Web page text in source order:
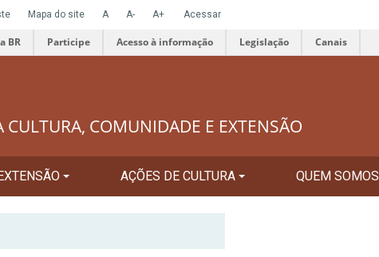
Mapa do site A A- A+ Acessar
BR Participe Acesso à informação Legislação Canais
CULTURA, COMUNIDADE E EXTENSÃO
AÇÕES DE CULTURA QUEM SOMOS